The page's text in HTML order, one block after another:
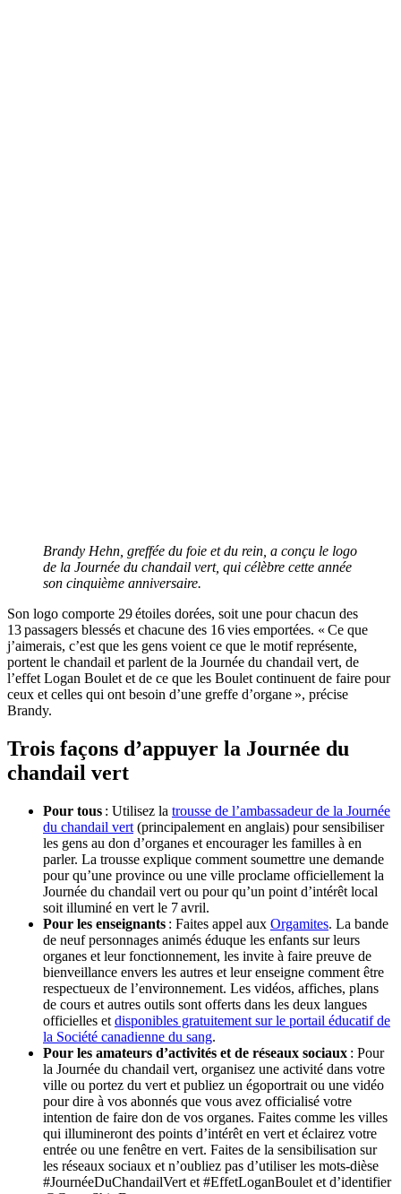
Brandy Hehn, greffée du foie et du rein, a conçu le logo
de la Journée du chandail vert, qui célèbre cette année
son cinquième anniversaire.
Son logo comporte 29 étoiles dorées, soit une pour chacun des
13 passagers blessés et chacune des 16 vies emportées. « Ce que
j’aimerais, c’est que les gens voient ce que le motif représente,
portent le chandail et parlent de la Journée du chandail vert, de
l’effet Logan Boulet et de ce que les Boulet continuent de faire pour
ceux et celles qui ont besoin d’une greffe d’organe », précise
Brandy.
Trois façons d’appuyer la Journée du
chandail vert
Pour tous : Utilisez la trousse de l’ambassadeur de la Journée
du chandail vert (principalement en anglais) pour sensibiliser
les gens au don d’organes et encourager les familles à en
parler. La trousse explique comment soumettre une demande
pour qu’une province ou une ville proclame officiellement la
Journée du chandail vert ou pour qu’un point d’intérêt local
soit illuminé en vert le 7 avril.
Pour les enseignants : Faites appel aux Orgamites. La bande
de neuf personnages animés éduque les enfants sur leurs
organes et leur fonctionnement, les invite à faire preuve de
bienveillance envers les autres et leur enseigne comment être
respectueux de l’environnement. Les vidéos, affiches, plans
de cours et autres outils sont offerts dans les deux langues
officielles et disponibles gratuitement sur le portail éducatif de
la Société canadienne du sang.
Pour les amateurs d’activités et de réseaux sociaux : Pour
la Journée du chandail vert, organisez une activité dans votre
ville ou portez du vert et publiez un égoportrait ou une vidéo
pour dire à vos abonnés que vous avez officialisé votre
intention de faire don de vos organes. Faites comme les villes
qui illumineront des points d’intérêt en vert et éclairez votre
entrée ou une fenêtre en vert. Faites de la sensibilisation sur
les réseaux sociaux et n’oubliez pas d’utiliser les mots-dièse
#JournéeDuChandailVert et #EffetLoganBoulet et d’identifier